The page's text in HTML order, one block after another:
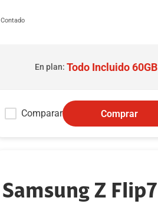
Contado
En plan: Todo Incluido 60GB
Comparar Comprar
Samsung Z Flip7